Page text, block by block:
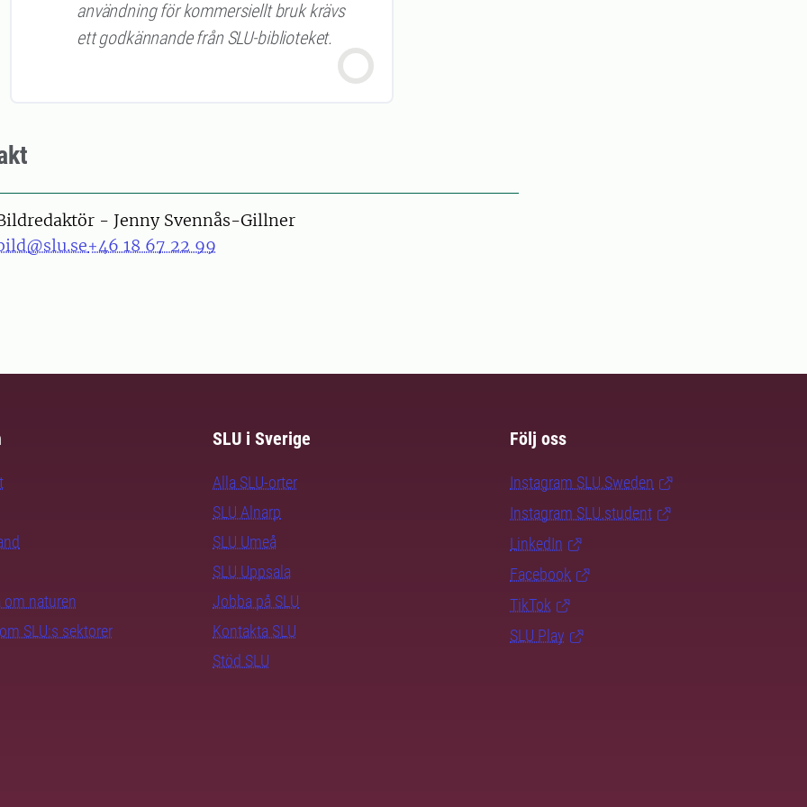
användning för kommersiellt bruk krävs
ett godkännande från SLU-biblioteket.
- Jenny Svennås-Gillner
+46 18 67 22 99
naturen
SLU:s sektorer
SLU i Sverige
Alla SLU-orter
SLU Alnarp
SLU Umeå
SLU Uppsala
Jobba på SLU
Kontakta SLU
Stöd SLU
Följ oss
Instagram SLU.Sweden
Instagram SLU.student
LinkedIn
Facebook
TikTok
SLU Play